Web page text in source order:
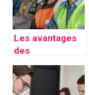
Les avantages
des
équipements de
protection
individuelle